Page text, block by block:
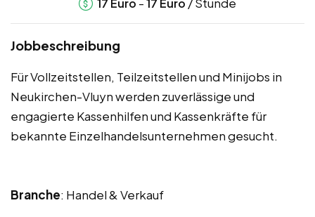
17 Euro 17 Euro
Jobbeschreibung
Für Vollzeitstellen, Teilzeitstellen und Minijobs in
Neukirchen-Vluyn werden zuverlässige und
engagierte Kassenhilfen und Kassenkräfte für
bekannte Einzelhandelsunternehmen gesucht.
Branche: Handel & Verkauf